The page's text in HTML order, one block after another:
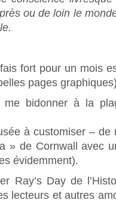
ou de loin le
fort pour un mois
pages
me bidonner à la
à customiser – de
» de Cornwall avec
évidemment).
Ray’s Day de
lecteurs et autres